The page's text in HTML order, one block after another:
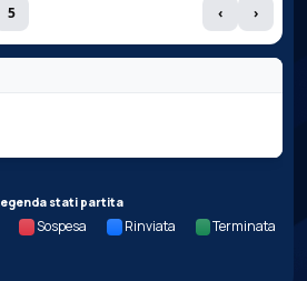
5 ‹ ›
stati partita
Sospesa Rinviata Terminata